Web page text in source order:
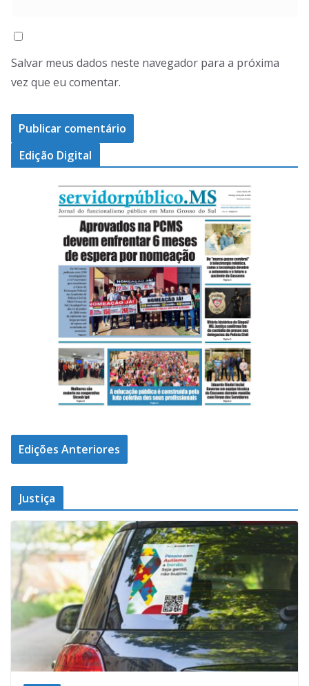
Salvar meus dados neste navegador para a próxima
vez que eu comentar.
Edição Digital
Edições Anteriores
Justiça